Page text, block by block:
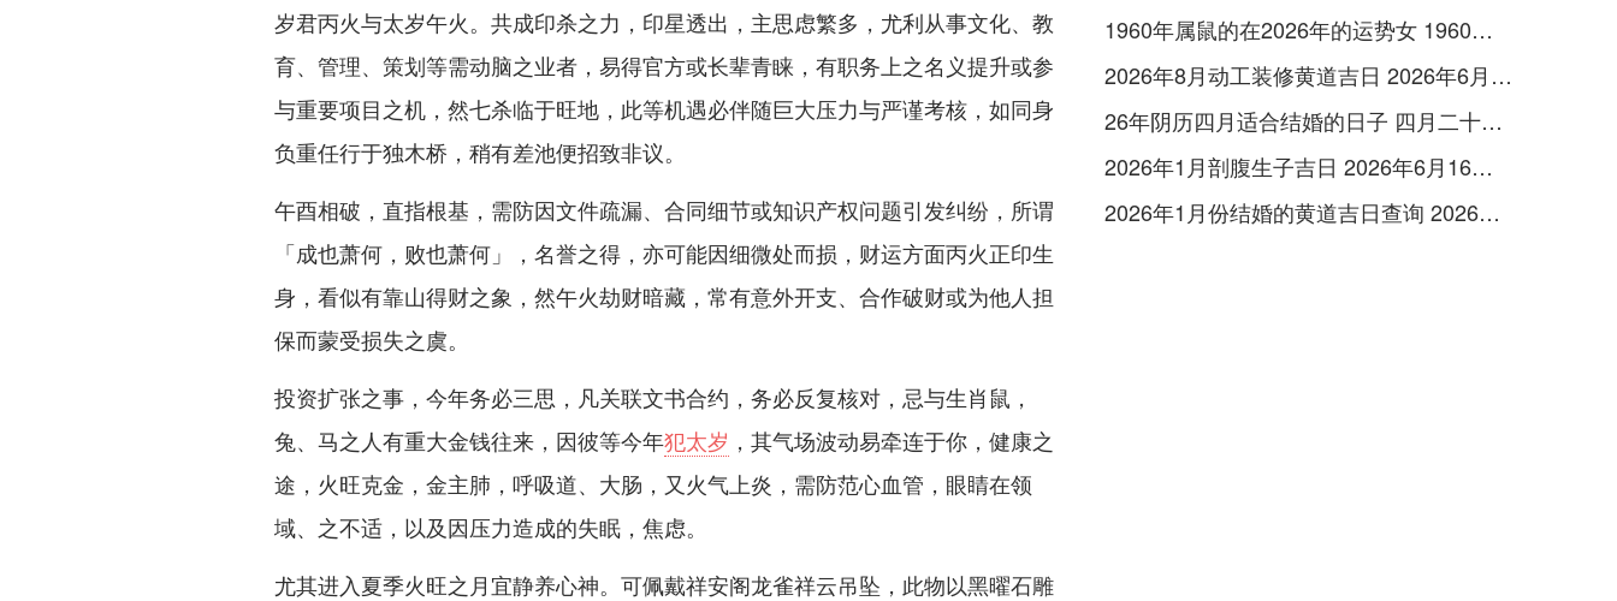
岁君丙火与太岁午火。共成印杀之力，印星透出，主思虑繁多，尤利从事文化、教
育、管理、策划等需动脑之业者，易得官方或长辈青睐，有职务上之名义提升或参
与重要项目之机，然七杀临于旺地，此等机遇必伴随巨大压力与严谨考核，如同身
负重任行于独木桥，稍有差池便招致非议。
午酉相破，直指根基，需防因文件疏漏、合同细节或知识产权问题引发纠纷，所谓
「成也萧何，败也萧何」，名誉之得，亦可能因细微处而损，财运方面丙火正印生
身，看似有靠山得财之象，然午火劫财暗藏，常有意外开支、合作破财或为他人担
保而蒙受损失之虞。
投资扩张之事，今年务必三思，凡关联文书合约，务必反复核对，忌与生肖鼠，
兔、马之人有重大金钱往来，因彼等今年犯太岁 ，其气场波动易牵连于你，健康之
途，火旺克金，金主肺，呼吸道、大肠，又火气上炎，需防范心血管，眼睛在领
域、之不适，以及因压力造成的失眠，焦虑。
尤其进入夏季火旺之月宜静养心神。可佩戴祥安阁龙雀祥云吊坠，此物以黑曜石雕
1960年属鼠的在2026年的运势女 1960年属鼠的是什么命金木水火土
2026年8月动工装修黄道吉日 2026年6月黄道吉日装修
26年阴历四月适合结婚的日子 四月二十六适合结婚吗
2026年1月剖腹生子吉日 2026年6月16日剖腹产吉时
2026年1月份结婚的黄道吉日查询 2026年1月26号结婚日子如何